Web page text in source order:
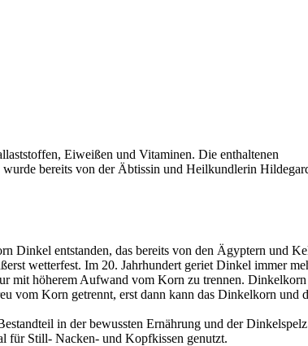
Eiweißen und Vitaminen. Die enthaltenen
bereits von der Äbtissin und Heilkundlerin
Dinkel entstanden, das bereits von den Ägyptern und
wetterfest. Im 20. Jahrhundert geriet Dinkel immer
mit höherem Aufwand vom Korn zu trennen. Dinkelkorn
vom Korn getrennt, erst dann kann das Dinkelkorn und
in der bewussten Ernährung und der Dinkelspelz
für Still- Nacken- und Kopfkissen genutzt.